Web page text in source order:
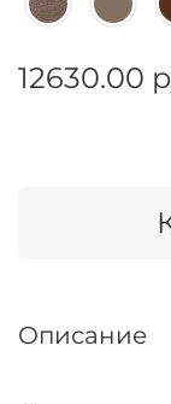
12630.00
Описание